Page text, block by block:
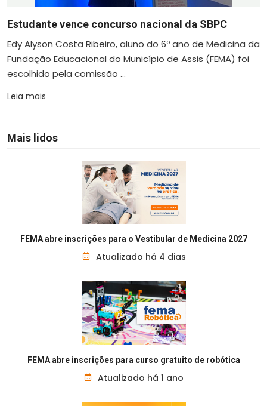
Estudante vence concurso nacional da SBPC
Edy Alyson Costa Ribeiro, aluno do 6º ano de Medicina da
Fundação Educacional do Município de Assis (FEMA) foi
escolhido pela comissão ...
Leia mais
Mais lidos
FEMA abre inscrições para o Vestibular de Medicina 2027
Atualizado há 4 dias
FEMA abre inscrições para curso gratuito de robótica
Atualizado há 1 ano